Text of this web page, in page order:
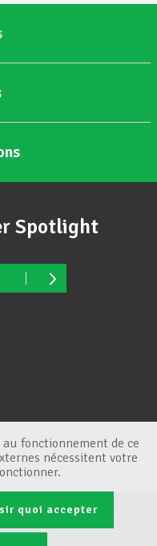
Spotlight
Gestion des cookies
fonctionnement de ce
nécessitent votre
quoi accepter